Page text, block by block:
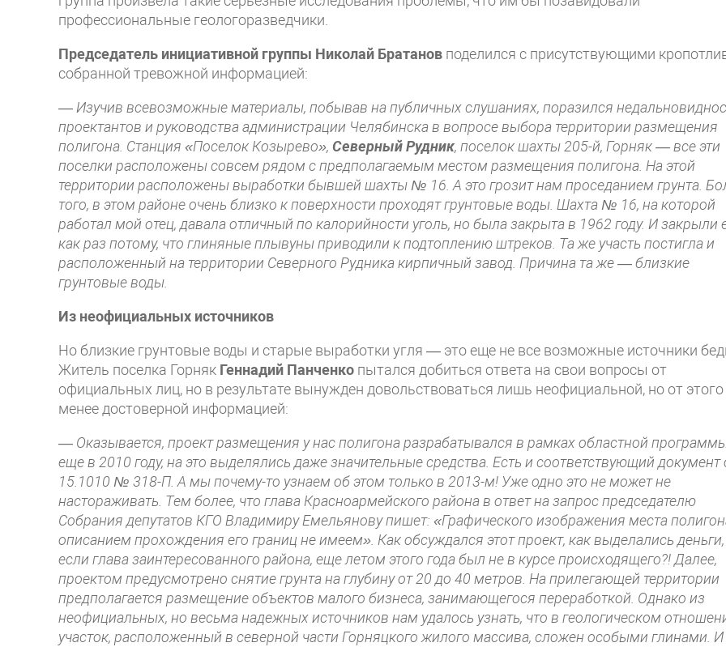
профессиональные геологоразведчики.
Председатель инициативной группы Николай Братанов поделился с присутствующими
собранной тревожной информацией:
—Изучив всевозможные материалы, побывав на публичных слушаниях, поразился
проектантов и руководства администрации Челябинска в вопросе выбора территории размещения
полигона. Станция «Поселок Козырево», Северный Рудник, поселок шахты 205-й, Горняк — все эти
поселки расположены совсем рядом с предполагаемым местом размещения полигона. На этой
территории расположены выработки бывшей шахты № 16. А это грозит нам проседанием грунта.
того, в этом районе очень близко к поверхности проходят грунтовые воды. Шахта № 16, на которой
работал мой отец, давала отличный по калорийности уголь, но была закрыта в 1962 году. И закрыли
как раз потому, что глиняные плывуны приводили к подтоплению штреков. Та же участь постигла и
расположенный на территории Северного Рудника кирпичный завод. Причина та же — близкие
грунтовые воды.
Из неофициальных источников
Но близкие грунтовые воды и старые выработки угля — это еще не все возможные источники
Житель поселка Горняк Геннадий Панченко пытался добиться ответа на свои вопросы от
официальных лиц, но в результате вынужден довольствоваться лишь неофициальной, но от этого
менее достоверной информацией:
— Оказывается, проект размещения у нас полигона разрабатывался в рамках областной
еще в 2010 году, на это выделялись даже значительные средства. Есть и соответствующий документ
15.1010 № 318-П. А мы почему-то узнаем об этом только в 2013-м! Уже одно это не может не
настораживать. Тем более, что глава Красноармейского района в ответ на запрос председателю
Собрания депутатов КГО Владимиру Емельянову пишет: «Графического изображения места
описанием прохождения его границ не имеем». Как обсуждался этот проект, как выделались деньги,
если глава заинтересованного района, еще летом этого года был не в курсе происходящего?! Далее,
проектом предусмотрено снятие грунта на глубину от 20 до 40 метров. На прилегающей территории
предполагается размещение объектов малого бизнеса, занимающегося переработкой. Однако из
неофициальных, но весьма надежных источников нам удалось узнать, что в геологическом
участок, расположенный в северной части Горняцкого жилого массива, сложен особыми глинами. И